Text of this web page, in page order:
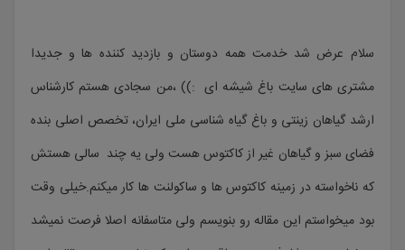
سلام عرض شد خدمت همه دوستان و بازدید کننده ها و جدیدا
مشتری های سایت باغ شیشه ای :)) ،من سجادی هستم کارشناس
ارشد گیاهان زینتی و باغ گیاه شناسی ملی ایران، تخصص اصلی بنده
فضای سبز و گیاهان غیر از کاکتوس هست ولی یه چند سالی هستش
که ناخواسته در زمینه کاکتوس ها و ساکولنت ها کار میکنم.خیلی وقت
بود میخواستم این مقاله رو بنویسم ولی متاسفانه اصلا فرصت نمیشد